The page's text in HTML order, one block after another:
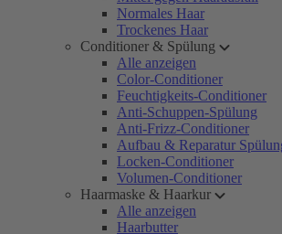
Normales Haar
Trockenes Haar
Conditioner & Spülung
Alle anzeigen
Color-Conditioner
Feuchtigkeits-Conditioner
Anti-Schuppen-Spülung
Anti-Frizz-Conditioner
Aufbau & Reparatur
Locken-Conditioner
Volumen-Conditioner
Haarmaske & Haarkur
Alle anzeigen
Haarbutter